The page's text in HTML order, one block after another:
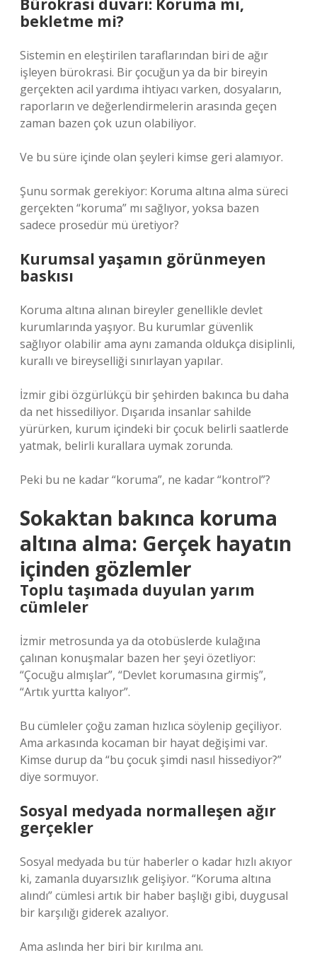
Bürokrasi duvarı: Koruma mı,
bekletme mi?
Sistemin en eleştirilen taraflarından biri de ağır
işleyen bürokrasi. Bir çocuğun ya da bir bireyin
gerçekten acil yardıma ihtiyacı varken, dosyaların,
raporların ve değerlendirmelerin arasında geçen
zaman bazen çok uzun olabiliyor.
Ve bu süre içinde olan şeyleri kimse geri alamıyor.
Şunu sormak gerekiyor: Koruma altına alma süreci
gerçekten “koruma” mı sağlıyor, yoksa bazen
sadece prosedür mü üretiyor?
Kurumsal yaşamın görünmeyen
baskısı
Koruma altına alınan bireyler genellikle devlet
kurumlarında yaşıyor. Bu kurumlar güvenlik
sağlıyor olabilir ama aynı zamanda oldukça disiplinli,
kurallı ve bireyselliği sınırlayan yapılar.
İzmir gibi özgürlükçü bir şehirden bakınca bu daha
da net hissediliyor. Dışarıda insanlar sahilde
yürürken, kurum içindeki bir çocuk belirli saatlerde
yatmak, belirli kurallara uymak zorunda.
Peki bu ne kadar “koruma”, ne kadar “kontrol”?
Sokaktan bakınca koruma
altına alma: Gerçek hayatın
içinden gözlemler
Toplu taşımada duyulan yarım
cümleler
İzmir metrosunda ya da otobüslerde kulağına
çalınan konuşmalar bazen her şeyi özetliyor:
“Çocuğu almışlar”, “Devlet korumasına girmiş”,
“Artık yurtta kalıyor”.
Bu cümleler çoğu zaman hızlıca söylenip geçiliyor.
Ama arkasında kocaman bir hayat değişimi var.
Kimse durup da “bu çocuk şimdi nasıl hissediyor?”
diye sormuyor.
Sosyal medyada normalleşen ağır
gerçekler
Sosyal medyada bu tür haberler o kadar hızlı akıyor
ki, zamanla duyarsızlık gelişiyor. “Koruma altına
alındı” cümlesi artık bir haber başlığı gibi, duygusal
bir karşılığı giderek azalıyor.
Ama aslında her biri bir kırılma anı.